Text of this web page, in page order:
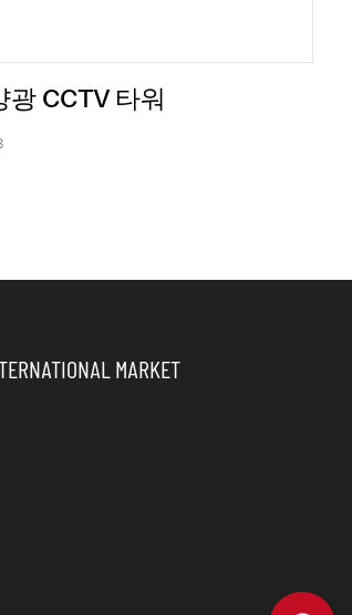
광 CCTV 타워
MARKET